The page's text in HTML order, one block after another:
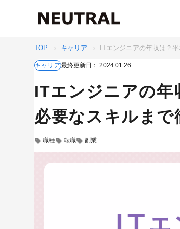
TOP キャリア ITエンジニアの年収は？
キャリア最終更新日： 2024.01.26
ITエンジニアの年
必要なスキルまで
職種 転職 副業